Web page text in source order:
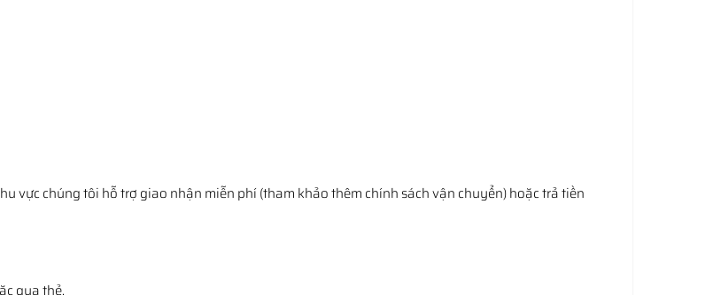
vực chúng tôi hỗ trợ giao nhận miễn phí (tham khảo thêm chính sách vận chuyển) hoặc trả tiền
qua thẻ.